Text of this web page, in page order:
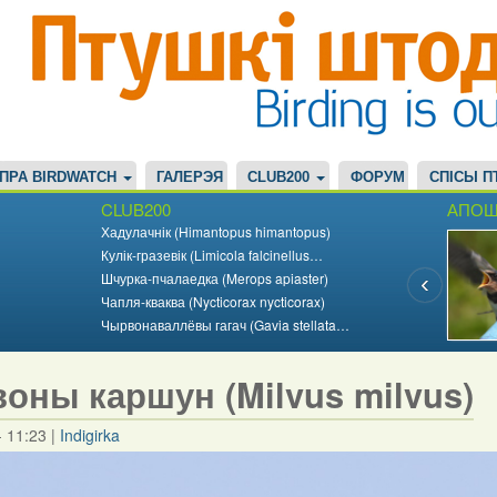
ПРА BIRDWATCH ГАЛЕРЭЯ CLUB200 ФОРУМ СПІСЫ
CLUB200
Хадулачнік (Himantopus himantopus)
Кулік-гразевік (Limicola falcinellus…
Шчурка-пчалаедка (Merops apiaster)
Чапля-кваква (Nycticorax nycticorax)
Чырвонаваллёвы гагач (Gavia stellata…
каршун (Milvus milvus)
11:23 | Indigirka